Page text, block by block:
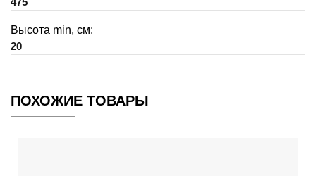
Высота min, см:
20
ПОХОЖИЕ ТОВАРЫ